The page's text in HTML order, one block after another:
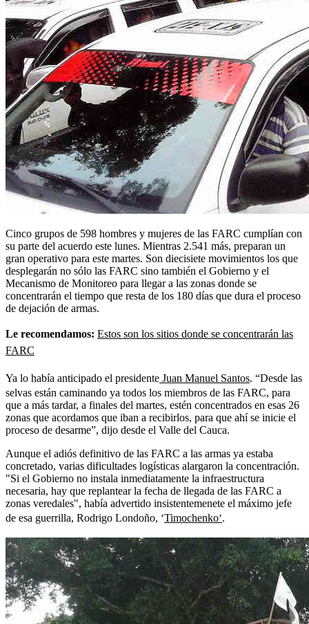
Cinco grupos de 598 hombres y mujeres de las FARC cumplían con
su parte del acuerdo este lunes. Mientras 2.541 más, preparan un
gran operativo para este martes. Son diecisiete movimientos los que
desplegarán no sólo las FARC sino también el Gobierno y el
Mecanismo de Monitoreo para llegar a las zonas donde se
concentrarán el tiempo que resta de los 180 días que dura el proceso
de dejación de armas.
Le recomendamos: Estos son los sitios donde se concentrarán las
FARC
Ya lo había anticipado el presidente Juan Manuel Santos. “Desde las
selvas están caminando ya todos los miembros de las FARC, para
que a más tardar, a finales del martes, estén concentrados en esas 26
zonas que acordamos que iban a recibirlos, para que ahí se inicie el
proceso de desarme”, dijo desde el Valle del Cauca.
Aunque el adiós definitivo de las FARC a las armas ya estaba
concretado, varias dificultades logísticas alargaron la concentración.
"Si el Gobierno no instala inmediatamente la infraestructura
necesaria, hay que replantear la fecha de llegada de las FARC a
zonas veredales", había advertido insistentemenete el máximo jefe
de esa guerrilla, Rodrigo Londoño, ‘Timochenko‘.